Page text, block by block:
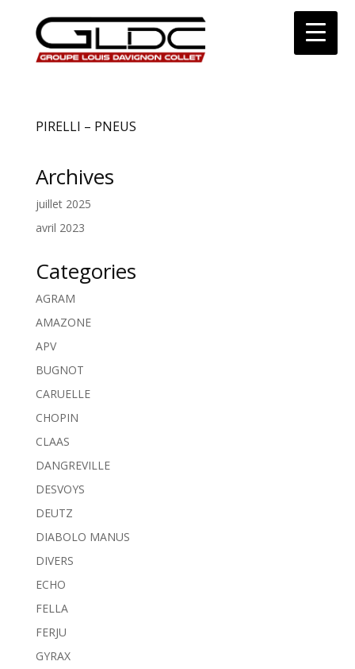
PIRELLI – PNEUS
Archives
juillet 2025
avril 2023
Categories
AGRAM
AMAZONE
APV
BUGNOT
CARUELLE
CHOPIN
CLAAS
DANGREVILLE
DESVOYS
DEUTZ
DIABOLO MANUS
DIVERS
ECHO
FELLA
FERJU
GYRAX